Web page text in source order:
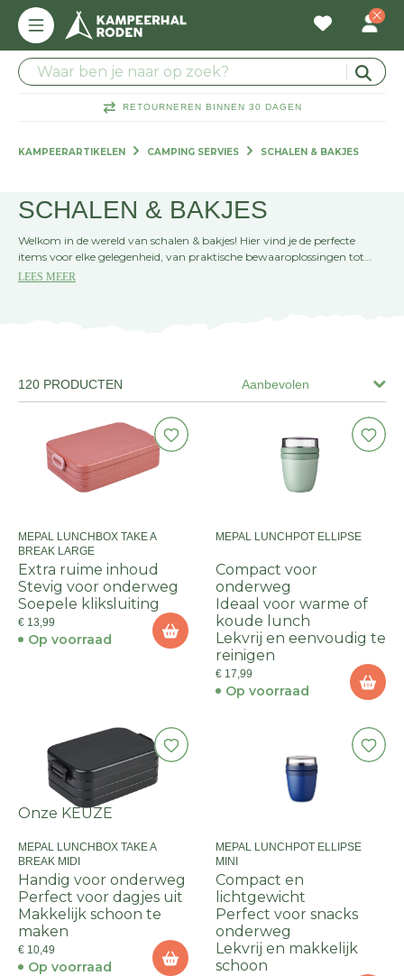
RETOURNEREN BINNEN 30 DAGEN
KAMPEERARTIKELEN CAMPING SERVIES SCHALEN & BAKJES
SCHALEN & BAKJES
Welkom in de wereld van schalen & bakjes! Hier vind je de perfecte
items voor elke gelegenheid, van praktische bewaaroplossingen tot
stijlvolle serveerschotels. Maak je keuken compleet en geef je etentjes
LEES MEER
Aanbevolen
120 PRODUCTEN
MEPAL LUNCHBOX TAKE A
BREAK LARGE
Extra ruime inhoud
Stevig voor onderweg
Soepele kliksluiting
€ 13,99
Op voorraad
MEPAL LUNCHPOT ELLIPSE
Compact voor
onderweg
Ideaal voor warme of
koude lunch
Lekvrij en eenvoudig te
reinigen
€ 17,99
Op voorraad
Onze KEUZE
MEPAL LUNCHBOX TAKE A
BREAK MIDI
Handig voor onderweg
Perfect voor dagjes uit
Makkelijk schoon te
maken
€ 10,49
Op voorraad
MEPAL LUNCHPOT ELLIPSE
MINI
Compact en
lichtgewicht
Perfect voor snacks
onderweg
Lekvrij en makkelijk
schoon